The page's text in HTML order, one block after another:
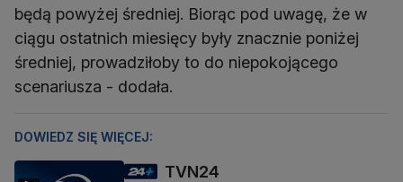
będą powyżej średniej. Biorąc pod uwagę, że w
ciągu ostatnich miesięcy były znacznie poniżej
średniej, prowadziłoby to do niepokojącego
scenariusza - dodała.
DOWIEDZ SIĘ WIĘCEJ:
TVN24